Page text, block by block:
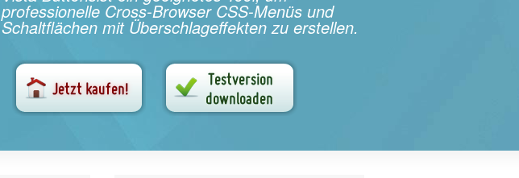
professionelle Cross-Browser CSS-Menüs und
Schaltflächen mit Überschlageffekten zu erstellen.